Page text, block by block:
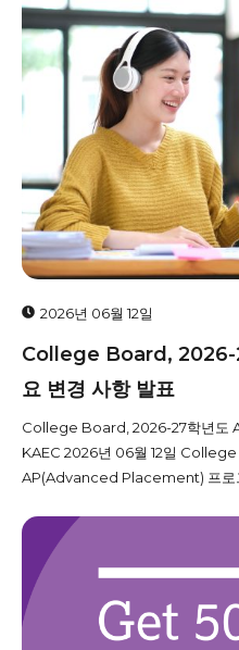
2026년 06월 12일
College Board, 2026-
요 변경 사항 발표
College Board, 2026-27학년도
KAEC 2026년 06월 12일
AP(Advanced Placement) 프로